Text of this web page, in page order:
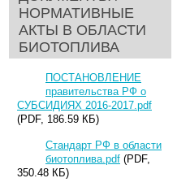
НОРМАТИВНЫЕ
АКТЫ В ОБЛАСТИ
БИОТОПЛИВА
ПОСТАНОВЛЕНИЕ
правительства РФ о
СУБСИДИЯХ 2016-2017.pdf
(PDF, 186.59 КБ)
Стандарт РФ в области
биотоплива.pdf (PDF,
350.48 КБ)